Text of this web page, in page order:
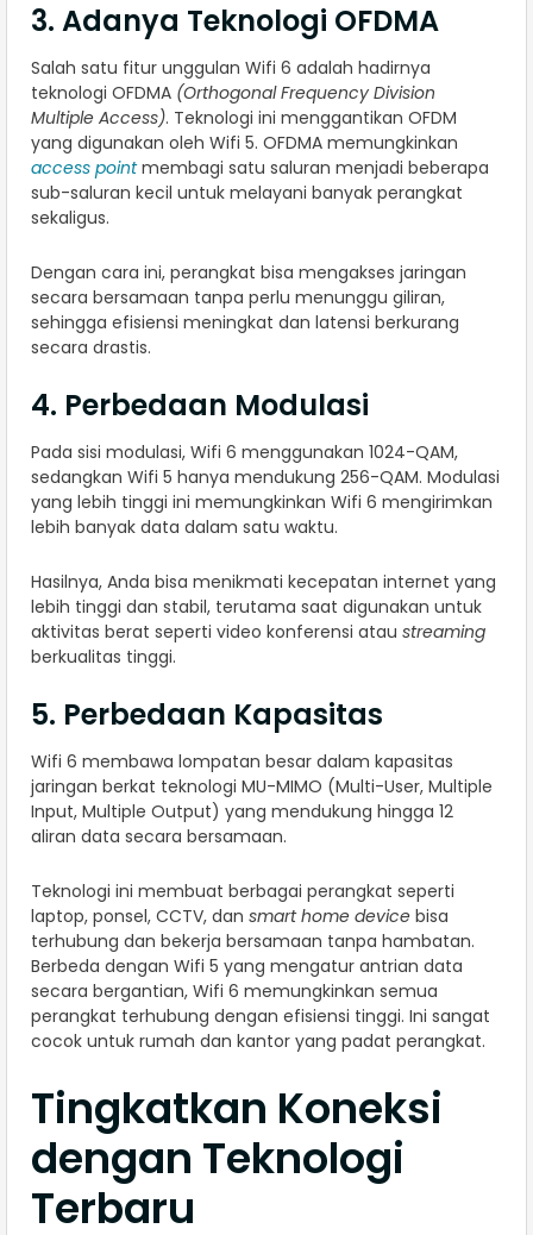
3. Adanya Teknologi OFDMA
Salah satu fitur unggulan Wifi 6 adalah hadirnya
teknologi OFDMA (Orthogonal Frequency Division
Multiple Access). Teknologi ini menggantikan OFDM
yang digunakan oleh Wifi 5. OFDMA memungkinkan
access pointmembagi satu saluran menjadi beberapa
sub-saluran kecil untuk melayani banyak perangkat
sekaligus.
Dengan cara ini, perangkat bisa mengakses jaringan
secara bersamaan tanpa perlu menunggu giliran,
sehingga efisiensi meningkat dan latensi berkurang
secara drastis.
4. Perbedaan Modulasi
Pada sisi modulasi, Wifi 6 menggunakan 1024-QAM,
sedangkan Wifi 5 hanya mendukung 256-QAM. Modulasi
yang lebih tinggi ini memungkinkan Wifi 6 mengirimkan
lebih banyak data dalam satu waktu.
Hasilnya, Anda bisa menikmati kecepatan internet yang
lebih tinggi dan stabil, terutama saat digunakan untuk
aktivitas berat seperti video konferensi atau streaming
berkualitas tinggi.
5. Perbedaan Kapasitas
Wifi 6 membawa lompatan besar dalam kapasitas
jaringan berkat teknologi MU-MIMO (Multi-User, Multiple
Input, Multiple Output) yang mendukung hingga 12
aliran data secara bersamaan.
Teknologi ini membuat berbagai perangkat seperti
laptop, ponsel, CCTV, dan smart home device bisa
terhubung dan bekerja bersamaan tanpa hambatan.
Berbeda dengan Wifi 5 yang mengatur antrian data
secara bergantian, Wifi 6 memungkinkan semua
perangkat terhubung dengan efisiensi tinggi. Ini sangat
cocok untuk rumah dan kantor yang padat perangkat.
Tingkatkan Koneksi
dengan Teknologi
Terbaru